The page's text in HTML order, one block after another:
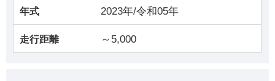
年式 2023年/令和05年
走行距離 ～5,000